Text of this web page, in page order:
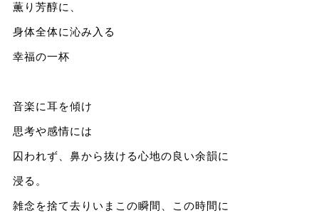
薫り芳醇に、
身体全体に沁み入る
幸福の一杯
音楽に耳を傾け
思考や感情には
囚われず、鼻から抜ける心地の良い余韻に
浸る。
雑念を捨て去りいまこの瞬間、この時間に